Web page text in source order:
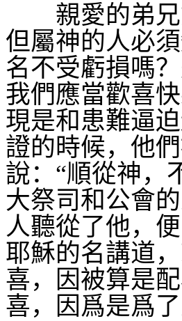
親愛的弟
但屬神的人必
名不受虧損嗎
我們應當歡喜
現是和患難逼
證的時候，他
說：“順從神，
大祭司和公會
人聽從了他，
耶穌的名講道
喜，因被算是
喜，因爲是爲